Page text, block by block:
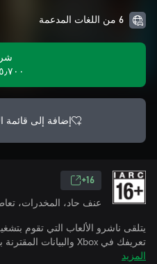
6 من اللغات المدعمة
٥٫٧٠٠ د.ك.‏
إضافة إلى قائمة
16+
عنف حاد، المخدرات،
يتلقى ناشرو الألعاب التي تقوم
تعريفك في Xbox والبيانات المقترنة بينما تمارس الألعاب.
المزيد